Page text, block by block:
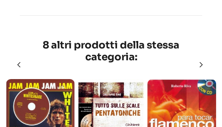
8 altri prodotti della stessa
categoria: